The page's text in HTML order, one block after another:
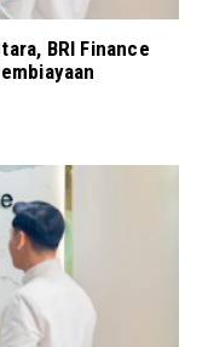
BRI Finance